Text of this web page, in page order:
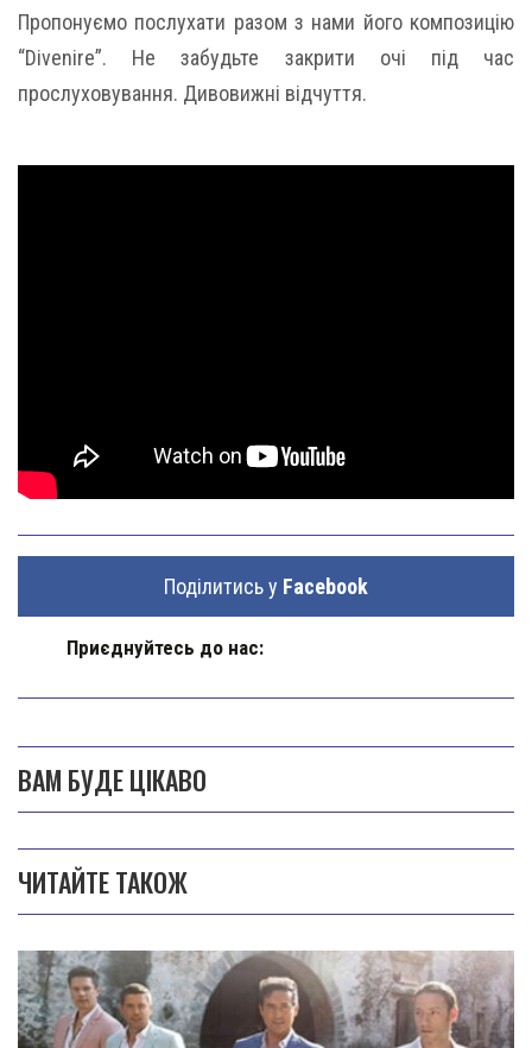
Пропонуємо послухати разом з нами його композицію
“Divenire”. Не забудьте закрити очі під час
прослуховування. Дивовижні відчуття.
Поділитись у Facebook
Приєднуйтесь до нас:
ВАМ БУДЕ ЦІКАВО
ЧИТАЙТЕ ТАКОЖ